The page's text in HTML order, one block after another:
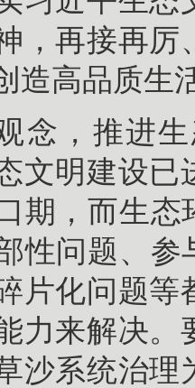
，再接再
造高品质生
念，推进
文明建设已
期，而生态
性问题、参
片化问题
力来解决。
沙系统治